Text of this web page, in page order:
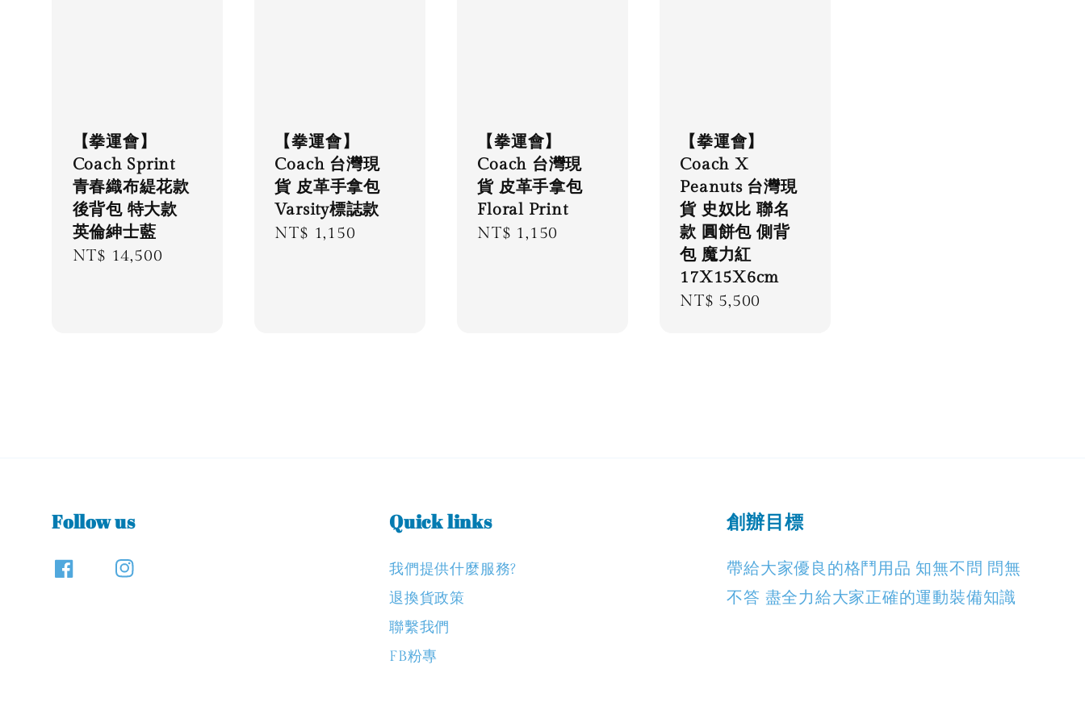
【拳運會】
Coach Sprint
青春織布緹花款
後背包 特大款
英倫紳士藍
Regular
NT$ 14,500
【拳運會】
Coach 台灣現
貨 皮革手拿包
Varsity標誌款
Regular
NT$ 1,150
【拳運會】
Coach 台灣現
貨 皮革手拿包
Floral Print
Regular
NT$ 1,150
【拳運會】
Coach X
Peanuts 台灣現
貨 史奴比 聯名
款 圓餅包 側背
包 魔力紅
17X15X6cm
Regular
NT$ 5,500
Follow us Quick links
我們提供什麼服務?
退換貨政策
聯繫我們
FB粉專
創辦目標
帶給大家優良的格鬥用品 知無不問 問無
不答 盡全力給大家正確的運動裝備知識